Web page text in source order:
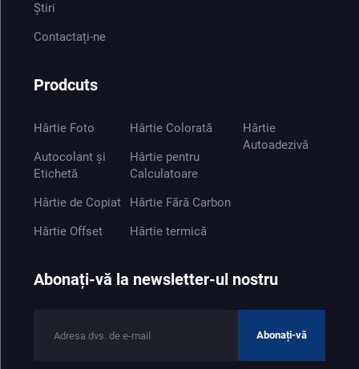
Știri
Contactați-ne
Prodcuts
Hârtie Foto
Autocolant și
Etichetă
Hârtie de Copiat
Hârtie Offset
Hârtie Colorată
Hârtie pentru
Calculatoare
Hârtie Fără Carbon
Hârtie termică
Hârtie
Autoadezivă
Abonați-vă la newsletter-ul nostru
Abonați-vă